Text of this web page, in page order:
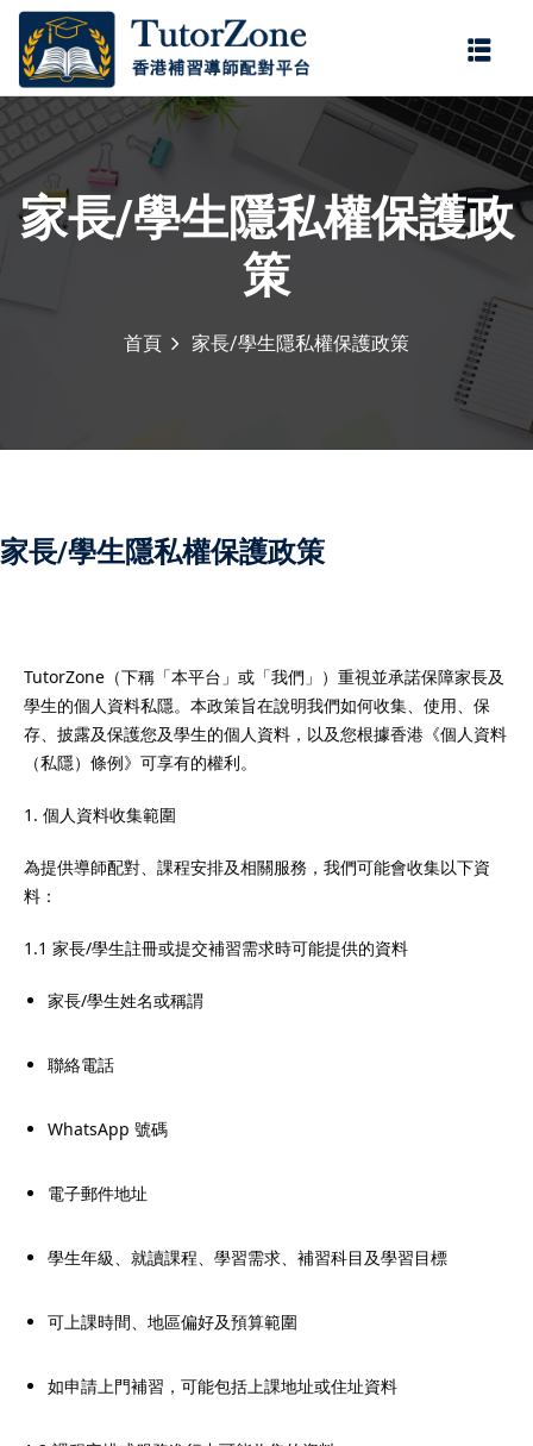
家長/學生隱私權保護政
策
首頁 家長/學生隱私權保護政策
家長/學生隱私權保護政策
TutorZone（下稱「本平台」或「我們」）重視並承諾保障家長及
學生的個人資料私隱。本政策旨在說明我們如何收集、使用、保
存、披露及保護您及學生的個人資料，以及您根據香港《個人資料
（私隱）條例》可享有的權利。
1. 個人資料收集範圍
為提供導師配對、課程安排及相關服務，我們可能會收集以下資
料：
1.1 家長/學生註冊或提交補習需求時可能提供的資料
家長/學生姓名或稱謂
聯絡電話
WhatsApp 號碼
電子郵件地址
學生年級、就讀課程、學習需求、補習科目及學習目標
可上課時間、地區偏好及預算範圍
如申請上門補習，可能包括上課地址或住址資料
登錄
忘記密碼?